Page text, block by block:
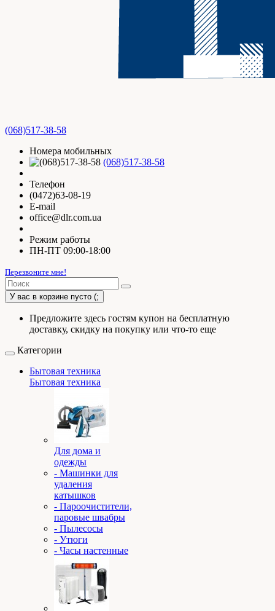
(068)517-38-58
Номера мобильных
(068)517-38-58
Телефон
(0472)63-08-19
E-mail
office@dlr.com.ua
Режим работы
ПН-ПТ 09:00-18:00
Перезвоните мне!
У вас в корзине пусто (;
Предложите здесь гостям купон на бесплатную
доставку, скидку на покупку или что-то еще
Категории
Бытовая техника
Бытовая техника
Для дома и
одежды
- Машинки для
удаления
катышков
- Пароочистители,
паровые швабры
- Пылесосы
- Утюги
- Часы настенные